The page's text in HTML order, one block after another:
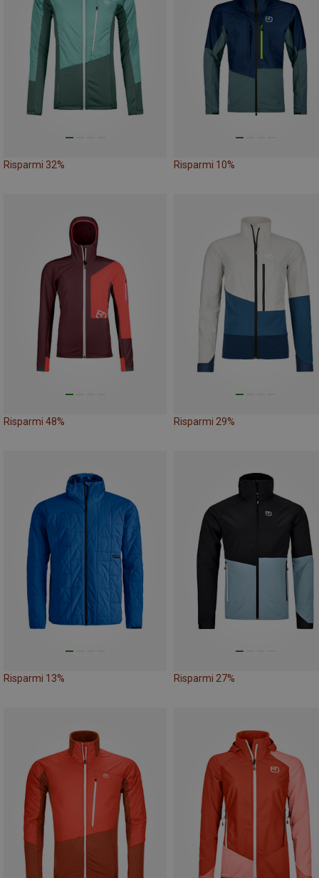
Risparmi 32% Risparmi 10%
Risparmi 48% Risparmi 29%
Risparmi 13% Risparmi 27%